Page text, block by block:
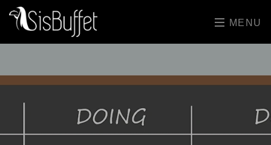
MENU